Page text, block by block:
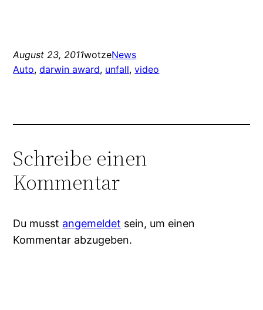
August 23, 2011wotzeNews
Auto, darwin award, unfall, video
Schreibe einen
Kommentar
Du musst angemeldet sein, um einen
Kommentar abzugeben.